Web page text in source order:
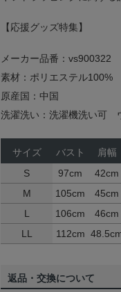
【応援グッズ特集】
メーカー品番：vs900322
素材：ポリエステル100%
原産国：中国
洗濯洗い：洗濯機洗い可
サイズ バスト 肩幅
S
97cm 42cm
M
105cm 45cm
L
106cm 46cm
LL
112cm
返品・交換について